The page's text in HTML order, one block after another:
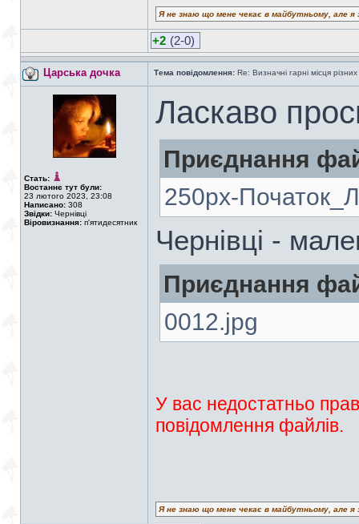
Я не знаю що мене чекає в майбутньому, але
+2 (2-0)
Царська дочка Тема повідомлення: Re: Визначні гарні місця
Стать:
Востаннє тут були:
23 лютого 2023, 23:08
Написано: 308
Звідки: Чернівці
Віровизнання: п'ятидесятник
Ласкаво
Приєднання
250px-
Чернівці -
Приєднання
0012.jpg
У вас недостатньо
повідомлення файлів.
Я не знаю що мене чекає в майбутньому, але